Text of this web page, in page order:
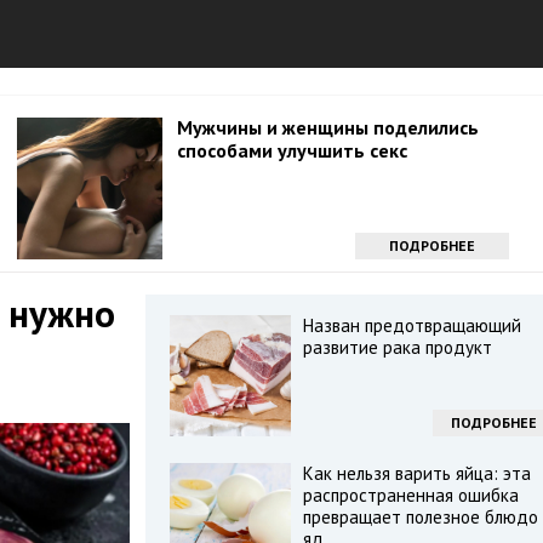
Мужчины и женщины поделились
способами улучшить секс
ПОДРОБНЕЕ
нужно
Назван предотвращающий
развитие рака продукт
ПОДРОБНЕЕ
Как нельзя варить яйца: эта
распространенная ошибка
превращает полезное блюдо